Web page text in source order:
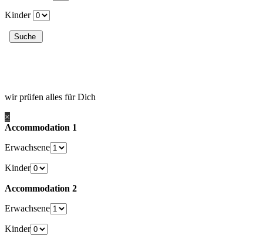
Kinder
wir prüfen alles für Dich
×
Accommodation 1
Erwachsene
Kinder
Accommodation 2
Erwachsene
Kinder